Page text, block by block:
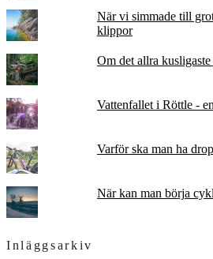
När vi simmade till
klippor
Om det allra
Vattenfallet i Röttle -
Varför ska man ha
När kan man börja
Inläggsarkiv